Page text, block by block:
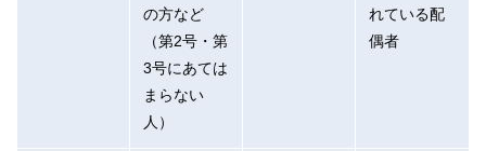
の方など
（第2号・第
3号にあては
まらない
人）
れている配
偶者